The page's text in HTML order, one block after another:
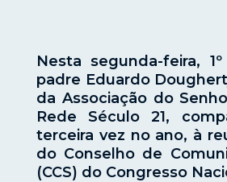
Nesta segunda-feira,
padre Eduardo
da Associação do
Rede Século 21,
terceira vez no ano, à
do Conselho de
(CCS) do Congresso